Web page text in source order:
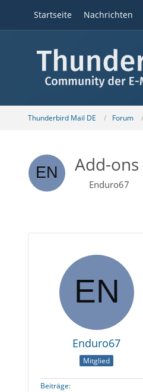
Startseite Nachrichten
Thunderbird Mail DE Forum
Add-
Enduro67
Enduro67
Mitglied
Beiträge